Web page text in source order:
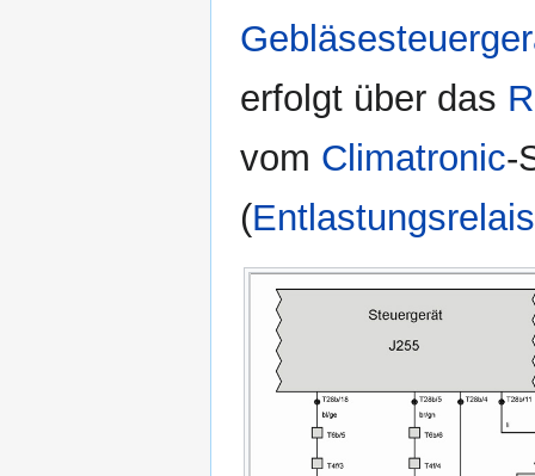
erfolgt über das
vom Climatronic-
(Entlastungsrelais